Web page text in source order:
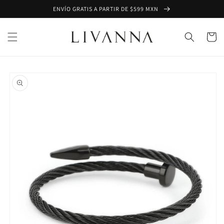
directamente
al contenido
ENVÍO GRATIS A PARTIR DE $599 MXN
Carrito
a la
información